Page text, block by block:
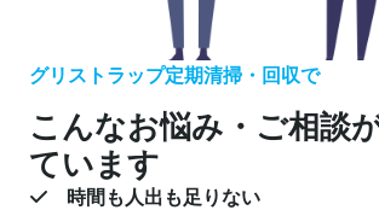
グリストラップ定期清掃・回収で
こんなお悩み・ご相談
ています
時間も人出も足りない